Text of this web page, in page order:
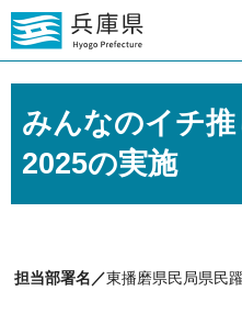
みんなのイチ
2025の実施
担当部署名／東播磨県民局県民